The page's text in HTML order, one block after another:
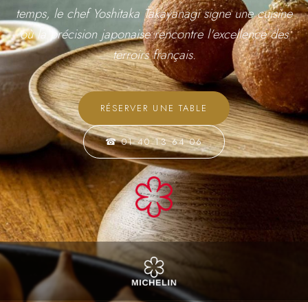
temps, le chef Yoshitaka Takayanagi signe une cuisine
où la précision japonaise rencontre l'excellence des
terroirs français.
RÉSERVER UNE TABLE
☎ 01 40 13 64 06